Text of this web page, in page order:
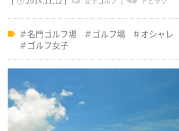
名門ゴルフ場 ゴルフ場 オシャレ
ゴルフ女子